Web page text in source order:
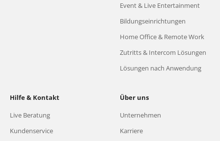
Event & Live Entertainment
Bildungseinrichtungen
Home Office & Remote Work
Zutritts & Intercom Lösungen
Lösungen nach Anwendung
Hilfe & Kontakt
Live Beratung
Kundenservice
Über uns
Unternehmen
Karriere